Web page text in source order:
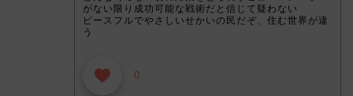
がない限り成功可能な戦術だと信じて疑わない
ピースフルでやさしいせかいの民だぞ、住む世界が違
う
0